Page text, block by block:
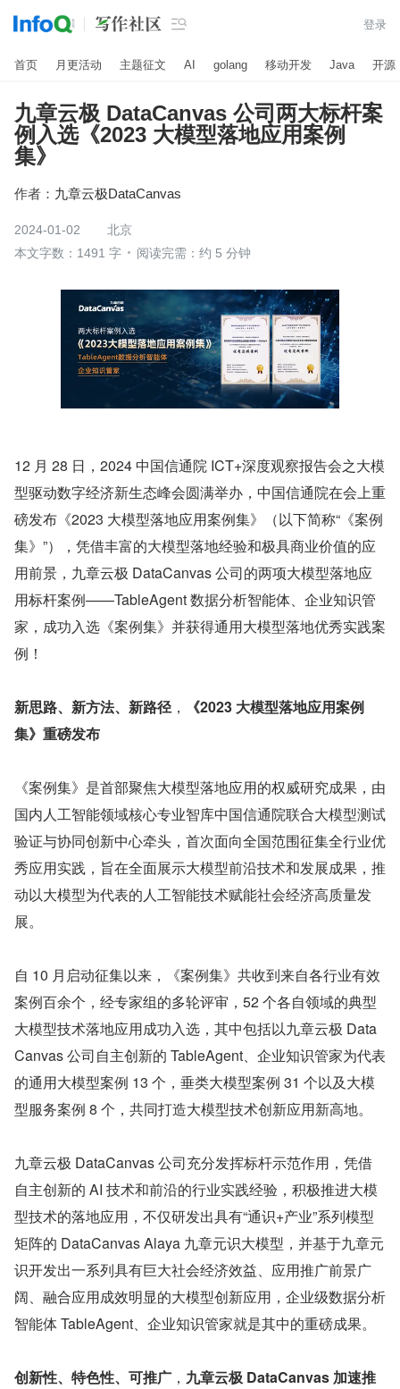
 登录
首页 月更活动 主题征文 AI golang 移动开发 Java 开源
九章云极 DataCanvas 公司两大标杆案
例入选《2023 大模型落地应用案例
集》
作者： 九章云极DataCanvas
2024-01-02
北京
本文字数：1491 字
阅读完需：约 5 分钟
12 月 28 日，2024 中国信通院 ICT+深度观察报告会之大模
型驱动数字经济新生态峰会圆满举办，中国信通院在会上重
磅发布《2023 大模型落地应用案例集》（以下简称“《案例
集》”），凭借丰富的大模型落地经验和极具商业价值的应
用前景，九章云极 DataCanvas 公司的两项大模型落地应
用标杆案例——TableAgent 数据分析智能体、企业知识管
家，成功入选《案例集》并获得通用大模型落地优秀实践案
例！
新思路、新方法、新路径，
《2023 大模型落地应用案例
集》重磅发布
《案例集》是首部聚焦大模型落地应用的权威研究成果，由
国内人工智能领域核心专业智库中国信通院联合大模型测试
验证与协同创新中心牵头，首次面向全国范围征集全行业优
秀应用实践，旨在全面展示大模型前沿技术和发展成果，推
动以大模型为代表的人工智能技术赋能社会经济高质量发
展。
自 10 月启动征集以来，《案例集》共收到来自各行业有效
案例百余个，经专家组的多轮评审，52 个各自领域的典型
大模型技术落地应用成功入选，其中包括以九章云极 Data
Canvas 公司自主创新的 TableAgent、企业知识管家为代表
的通用大模型案例 13 个，垂类大模型案例 31 个以及大模
型服务案例 8 个，共同打造大模型技术创新应用新高地。
九章云极 DataCanvas 公司充分发挥标杆示范作用，凭借
自主创新的 AI 技术和前沿的行业实践经验，积极推进大模
型技术的落地应用，不仅研发出具有“通识+产业”系列模型
矩阵的 DataCanvas Alaya 九章元识大模型，并基于九章元
识开发出一系列具有巨大社会经济效益、应用推广前景广
阔、融合应用成效明显的大模型创新应用，企业级数据分析
智能体 TableAgent、企业知识管家就是其中的重磅成果。
创新性、特色性、可推广 ， 九章云极 DataCanvas 加速推